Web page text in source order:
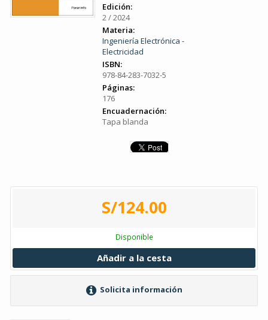
Edición:
2 / 2024
Materia:
Ingeniería Electrónica -
Electricidad
ISBN:
978-84-283-7032-5
Páginas:
176
Encuadernación:
Tapa blanda
S/124.00
Disponible
Añadir a la cesta
Solicita información